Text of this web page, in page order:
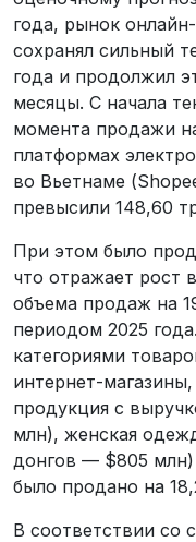
года, рынок
сохранял сильный
года и продолжил
месяцы. С начала
момента продажи
платформах
во Вьетнаме
превысили 148,60
При этом было
что отражает рост
объема продаж на
периодом 2025
категориями
интернет-
продукция с
млн), женская
донгов — $805
было продано на
В соответствии со